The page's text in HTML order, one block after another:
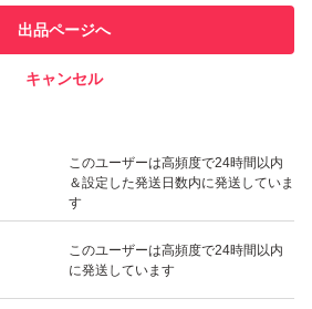
での取引実績があります
このユーザーは高頻度で24時間以内
＆設定した発送日数内に発送していま
す
このユーザーは高頻度で24時間以内
に発送しています
出品ページへ
キャンセル
いいね！
5,100